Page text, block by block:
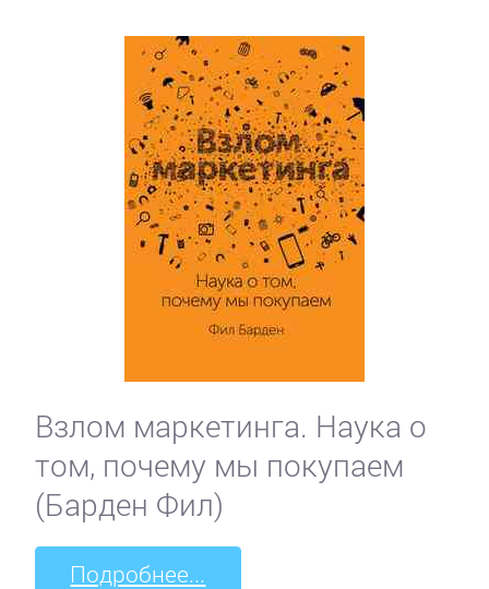
Взлом маркетинга. Наука о
том, почему мы покупаем
(Барден Фил)
Подробнее...